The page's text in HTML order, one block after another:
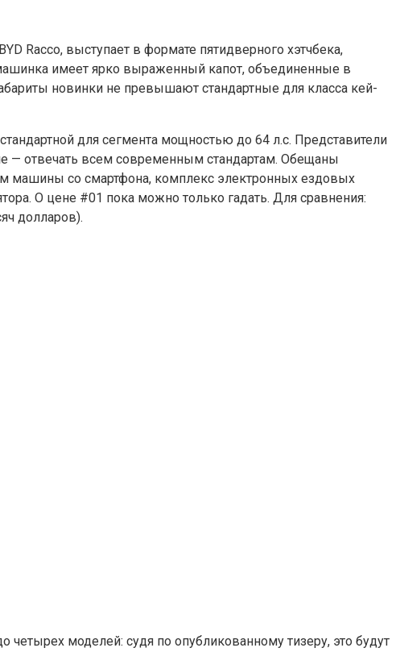
Racco, выступает в формате пятидверного хэтчбека,
имеет ярко выраженный капот, объединенные в
новинки не превышают стандартные для класса кей-
для сегмента мощностью до 64 л.с. Представители
— отвечать всем современным стандартам. Обещаны
машины со смартфона, комплекс электронных ездовых
О цене #01 пока можно только гадать. Для сравнения:
долларов).
моделей: судя по опубликованному тизеру, это будут